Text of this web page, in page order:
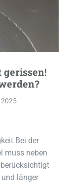
Bei der
muss neben
länger